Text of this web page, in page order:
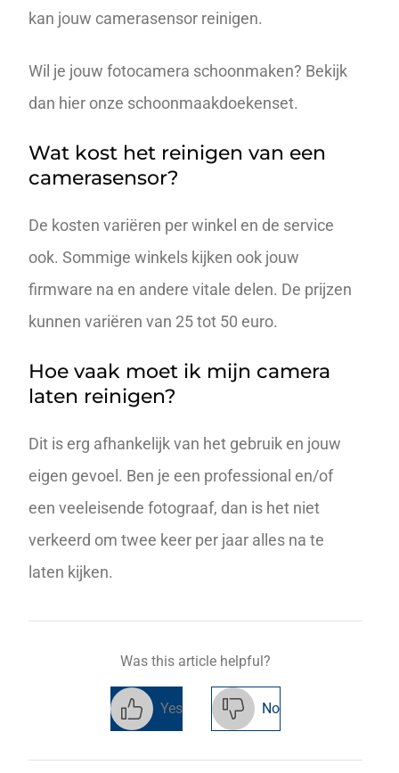
kan jouw camerasensor reinigen.
Wil je jouw fotocamera schoonmaken? Bekijk
dan hier onze schoonmaakdoekenset.
Wat kost het reinigen van een
camerasensor?
De kosten variëren per winkel en de service
ook. Sommige winkels kijken ook jouw
firmware na en andere vitale delen. De prijzen
kunnen variëren van 25 tot 50 euro.
Hoe vaak moet ik mijn camera
laten reinigen?
Dit is erg afhankelijk van het gebruik en jouw
eigen gevoel. Ben je een professional en/of
een veeleisende fotograaf, dan is het niet
verkeerd om twee keer per jaar alles na te
laten kijken.
Was this article helpful?
Yes No